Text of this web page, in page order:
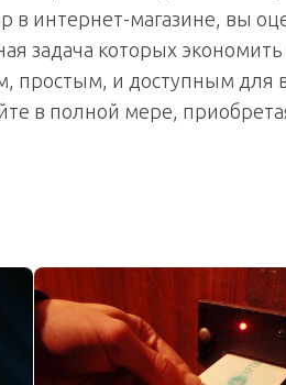
в интернет-магазине, вы
задача которых
простым, и доступным для
в полной мере,